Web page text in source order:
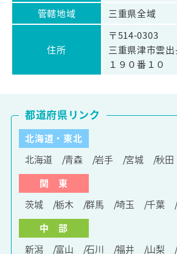
管轄地域
三重県全域
住所
〒514-0303
三重県津市雲
１９０番１０
北海道・東北
北海道
青森 岩手 宮城 秋田
関 東
茨城
栃木 群馬 埼玉 千葉
中 部
新潟
富山 石川 福井 山梨
都道府県リンク